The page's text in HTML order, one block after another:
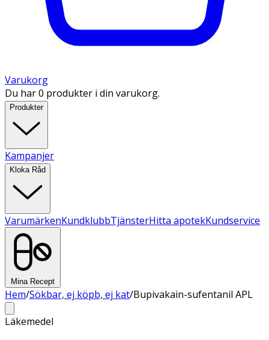
Varukorg
Du har 0 produkter i din varukorg.
Produkter
Kampanjer
Kloka Råd
VarumärkenKundklubbTjänsterHitta apotekKundservice
Mina Recept
Hem/Sökbar, ej köpb, ej kat/Bupivakain-sufentanil APL
Läkemedel